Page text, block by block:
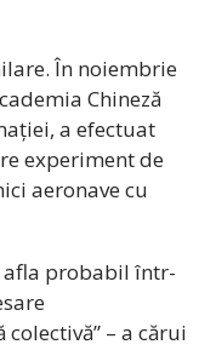
În noiembrie
Chineză
a efectuat
experiment de
aeronave cu
afla probabil într-
– a cărui